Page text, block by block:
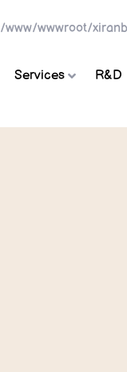
/www/wwwroot/
Services R&D